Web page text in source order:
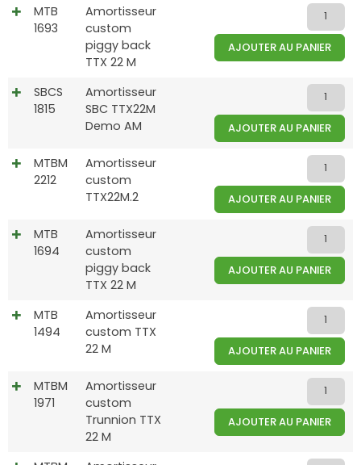
MTB
1693
Amortisseur
custom
piggy back
TTX 22 M
AJOUTER AU PANIER
SBCS
1815
Amortisseur
SBC TTX22M
Demo AM
AJOUTER AU PANIER
MTBM
2212
Amortisseur
custom
TTX22M.2
AJOUTER AU PANIER
MTB
1694
Amortisseur
custom
piggy back
TTX 22 M
AJOUTER AU PANIER
MTB
1494
Amortisseur
custom TTX
22 M
AJOUTER AU PANIER
MTBM
1971
Amortisseur
custom
Trunnion TTX
22 M
AJOUTER AU PANIER